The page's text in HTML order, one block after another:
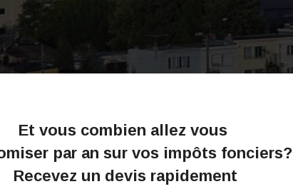
Et vous combien allez vous
par an sur vos impôts fonciers?
Recevez un devis rapidement